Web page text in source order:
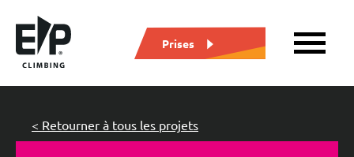
Prises
< Retourner à tous les projets